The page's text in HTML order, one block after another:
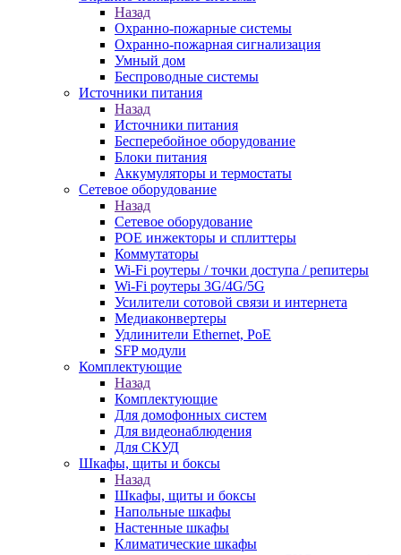
Назад
Охранно-пожарные системы
Охранно-пожарная сигнализация
Умный дом
Беспроводные системы
Источники питания
Назад
Источники питания
Бесперебойное оборудование
Блоки питания
Аккумуляторы и термостаты
Сетевое оборудование
Назад
Сетевое оборудование
POE инжекторы и сплиттеры
Коммутаторы
Wi-Fi роутеры / точки доступа / репитеры
Wi-Fi роутеры 3G/4G/5G
Усилители сотовой связи и интернета
Медиаконвертеры
Удлинители Ethernet, PoE
SFP модули
Комплектующие
Назад
Комплектующие
Для домофонных систем
Для видеонаблюдения
Для СКУД
Шкафы, щиты и боксы
Назад
Шкафы, щиты и боксы
Напольные шкафы
Настенные шкафы
Климатические шкафы